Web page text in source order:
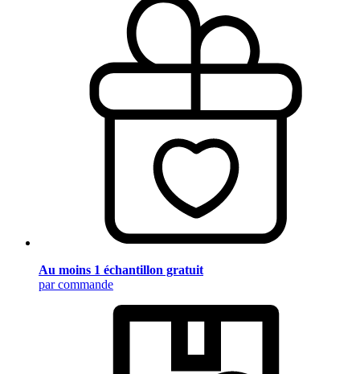
Au moins 1 échantillon gratuit
par commande